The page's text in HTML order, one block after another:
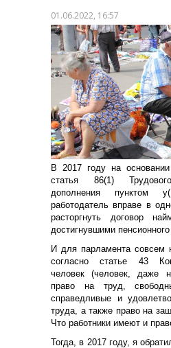
01.06.2022, 16:57
В 2017 году на
статья 86(1)
дополнения
работодатель вправе в
расторгнуть договор
достигнувшими пенсионного
И для парламента совсем
согласно статье 43
человек (человек, даже
право на труд,
справедливые и
труда, а также право на
Что работники имеют и
Тогда, в 2017 году, я